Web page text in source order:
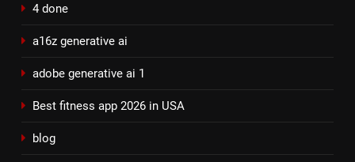
4 done
a16z generative ai
adobe generative ai 1
Best fitness app 2026 in USA
blog